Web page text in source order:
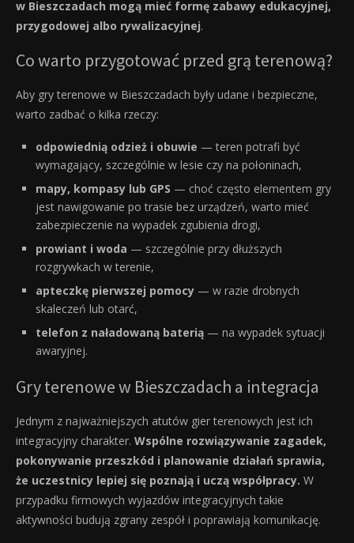
w Bieszczadach mogą mieć formę zabawy edukacyjnej,
przygodowej albo rywalizacyjnej.
Co warto przygotować przed grą terenową?
Aby gry terenowe w Bieszczadach były udane i bezpieczne,
warto zadbać o kilka rzeczy:
odpowiednią odzież i obuwie — teren potrafi być
wymagający, szczególnie w lesie czy na połoninach,
mapy, kompasy lub GPS — choć często elementem gry
jest nawigowanie po trasie bez urządzeń, warto mieć
zabezpieczenie na wypadek zgubienia drogi,
prowiant i woda — szczególnie przy dłuższych
rozgrywkach w terenie,
apteczkę pierwszej pomocy — w razie drobnych
skaleczeń lub otarć,
telefon z naładowaną baterią — na wypadek sytuacji
awaryjnej.
Gry terenowe w Bieszczadach a integracja
Jednym z najważniejszych atutów gier terenowych jest ich
integracyjny charakter. Wspólne rozwiązywanie zagadek,
pokonywanie przeszkód i planowanie działań sprawia,
że uczestnicy lepiej się poznają i uczą współpracy. W
przypadku firmowych wyjazdów integracyjnych takie
aktywności budują zgrany zespół i poprawiają komunikację.